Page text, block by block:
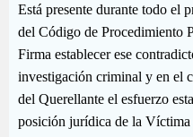
Está presente durante todo el
del Código de Procedimiento
Firma establecer ese
investigación criminal y en el
del Querellante el esfuerzo
posición jurídica de la